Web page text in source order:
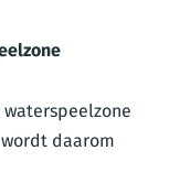
daarom